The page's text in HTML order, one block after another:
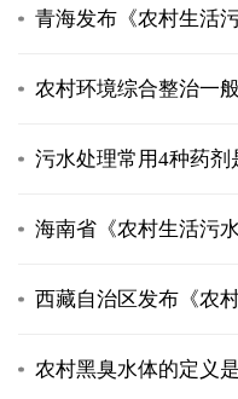
青海发布《农村生活污水处
农村环境综合整治一
污水处理常用4种药剂
海南省《农村生活污水处理设
西藏自治区发布《农村生活
农村黑臭水体的定义